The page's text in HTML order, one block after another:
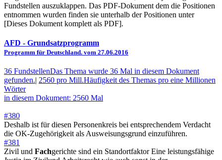
Fundstellen aus­zu­klappen. Das PDF-Dokument dem die Posi­tionen
entnommen wurden finden sie unterhalb der Positionen unter
[Dieses Dokument komplett als PDF].
AFD - Grundsatzprogramm
Programm für Deutschland. vom 27.06.2016
36 FundstellenDas Thema wurde 36 Mal in diesem Dokument
gefunden.| 2560 pro Mill.Häufigkeit des Themas pro eine Millionen
Wörter
in diesem Dokument: 2560 Mal
#380
Deshalb ist für diesen Personenkreis bei entsprechendem Verdacht
die OK-Zugehörigkeit als Ausweisungsgrund einzuführen.
#381
Zivil und Fachgerichte sind ein Standortfaktor Eine leistungsfähige